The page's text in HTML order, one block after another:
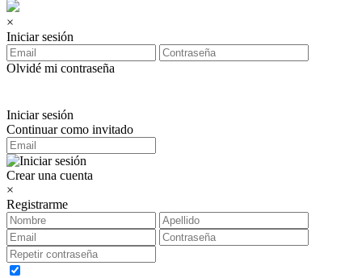
×
Iniciar sesión
Olvidé mi contraseña
Iniciar sesión
Continuar como invitado
Crear una cuenta
×
Registrarme